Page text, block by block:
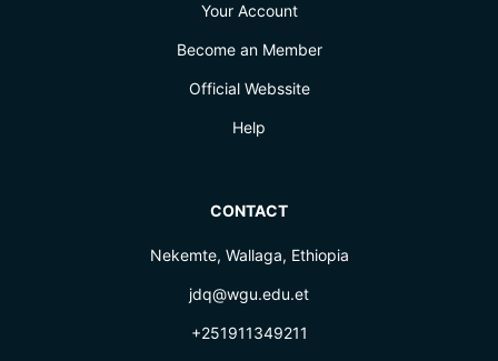
Your Account
Become an Member
Official Webssite
Help
CONTACT
Nekemte, Wallaga, Ethiopia
jdq@wgu.edu.et
+251911349211